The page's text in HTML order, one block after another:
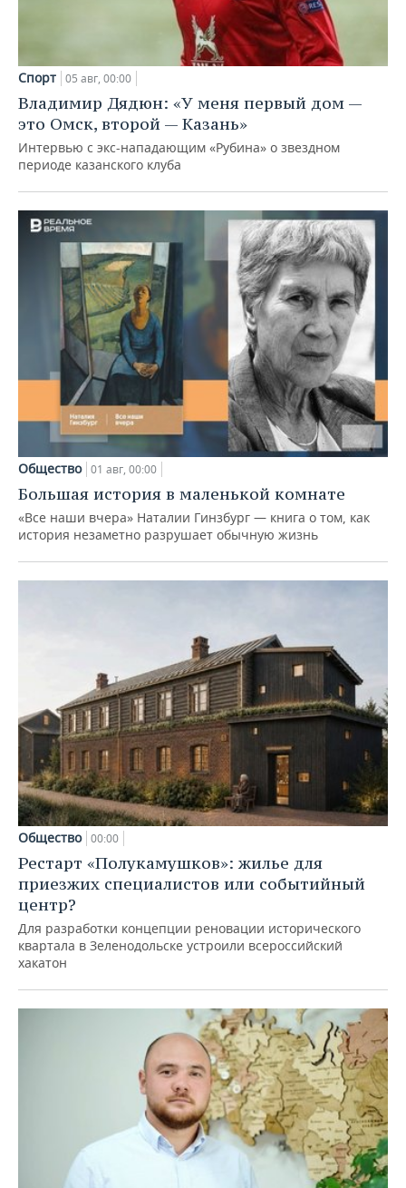
Спорт 05 авг, 00:00
Владимир Дядюн: «У меня первый дом —
это Омск, второй — Казань»
Интервью с экс-нападающим «Рубина» о звездном
периоде казанского клуба
Общество 01 авг, 00:00
Большая история в маленькой комнате
«Все наши вчера» Наталии Гинзбург — книга о том, как
история незаметно разрушает обычную жизнь
Общество 00:00
Рестарт «Полукамушков»: жилье для
приезжих специалистов или событийный
центр?
Для разработки концепции реновации исторического
квартала в Зеленодольске устроили всероссийский
хакатон